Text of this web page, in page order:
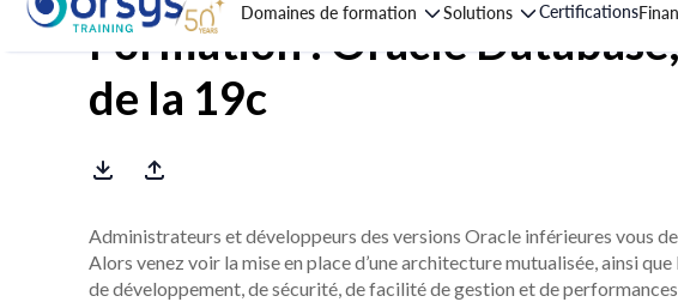
Domaines de formation Solutions Certifications
Formation : Oracle
de la 19c
Administrateurs et développeurs des versions Oracle inférieures vous
Alors venez voir la mise en place d’une architecture mutualisée, ainsi
de développement, de sécurité, de facilité de gestion et de